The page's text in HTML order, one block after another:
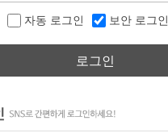
자동 로그인 보안 로그인
로그인